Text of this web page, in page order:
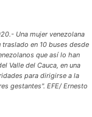
Una mujer venezolana
en 10 buses desde
que así lo han
Valle del Cauca, en una
para dirigirse a la
gestantes". EFE/ Ernesto